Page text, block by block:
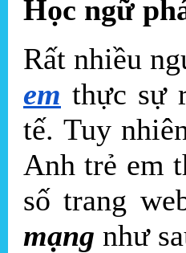
Học ngữ
Rất nhiều
em thực sự
tế. Tuy
Anh trẻ em
số trang
mạng như